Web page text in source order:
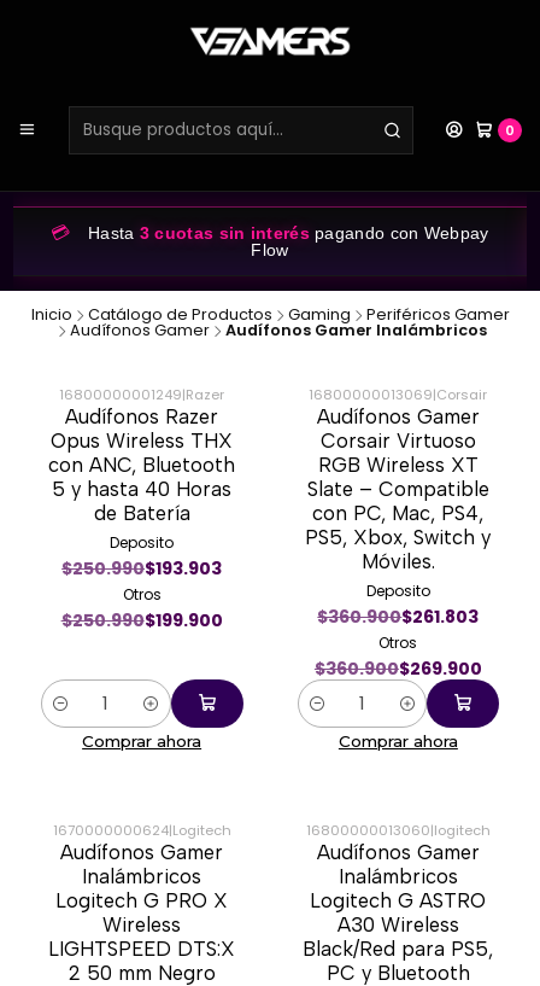
0
💳 Hasta 3 cuotas sin interéspagando con Webpay
Flow
Inicio Catálogo de Productos Gaming Periféricos Gamer
Audífonos Gamer Audífonos Gamer Inalámbricos
-20%
16800000001249|Razer
Audífonos Razer
Opus Wireless THX
con ANC, Bluetooth
5 y hasta 40 Horas
de Batería
Deposito
$250.990$193.903
Otros
$250.990$199.900
Cantidad
Comprar ahora
-25%
16800000013069|Corsair
Audífonos Gamer
Corsair Virtuoso
RGB Wireless XT
Slate – Compatible
con PC, Mac, PS4,
PS5, Xbox, Switch y
Móviles.
Deposito
$360.900$261.803
Otros
$360.900$269.900
Cantidad
Comprar ahora
-54%
1670000000624|Logitech
Audífonos Gamer
Inalámbricos
Logitech G PRO X
Wireless
LIGHTSPEED DTS:X
2 50 mm Negro
-31%
16800000013060|logitech
Audífonos Gamer
Inalámbricos
Logitech G ASTRO
A30 Wireless
Black/Red para PS5,
PC y Bluetooth